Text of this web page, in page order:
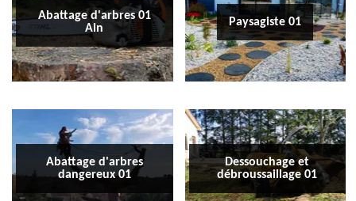
Abattage d'arbres 01
Ain
Paysagiste 01
Abattage d'arbres
dangereux 01
Dessouchage et
débroussaillage 01